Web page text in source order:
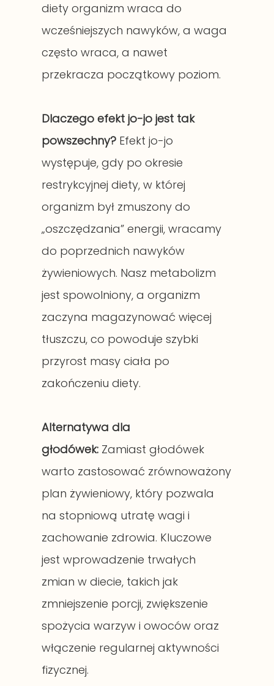
diety organizm wraca do
wcześniejszych nawyków, a waga
często wraca, a nawet
przekracza początkowy poziom.
Dlaczego efekt jo-jo jest tak
powszechny? Efekt jo-jo
występuje, gdy po okresie
restrykcyjnej diety, w której
organizm był zmuszony do
„oszczędzania” energii, wracamy
do poprzednich nawyków
żywieniowych. Nasz metabolizm
jest spowolniony, a organizm
zaczyna magazynować więcej
tłuszczu, co powoduje szybki
przyrost masy ciała po
zakończeniu diety.
Alternatywa dla
głodówek: Zamiast głodówek
warto zastosować zrównoważony
plan żywieniowy, który pozwala
na stopniową utratę wagi i
zachowanie zdrowia. Kluczowe
jest wprowadzenie trwałych
zmian w diecie, takich jak
zmniejszenie porcji, zwiększenie
spożycia warzyw i owoców oraz
włączenie regularnej aktywności
fizycznej.